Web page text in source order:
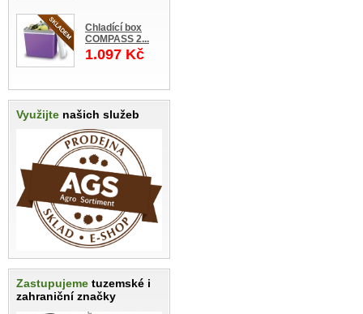
Chladící box
COMPASS 2...
1.097 Kč
Využijte našich služeb
Zastupujeme tuzemské i
zahraniční značky